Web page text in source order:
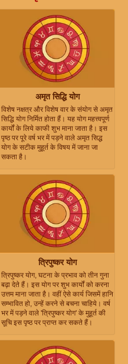
अमृत सिद्धि योग
विशेष नक्षत्र और विशेष वार के संयोग से अमृत
सिद्धि योग निर्मित होता हैं। यह योग महत्त्वपूर्ण
कार्यों के लिये काफी शुभ माना जाता है। इस
पृष्ठ पर पूरे वर्ष भर में पड़ने वाले अमृत सिद्ध
योग के सटीक मुहूर्त के विषय में जाना जा
सकता है।
त्रिपुष्कर योग
त्रिपुष्कर योग, घटना के प्रभाव को तीन गुना
बढ़ा देते हैं। इस योग पर शुभ कार्यों को करना
उत्तम माना जाता है। वहीं ऐसे कार्य जिसमें हानि
सम्भावित हो, उन्हें करने से बचना चाहिये। वर्ष
भर में पड़ने वाले 'त्रिपुष्कर योग' के मुहूर्त की
सूचि इस पृष्ठ पर प्राप्त कर सकते हैं।